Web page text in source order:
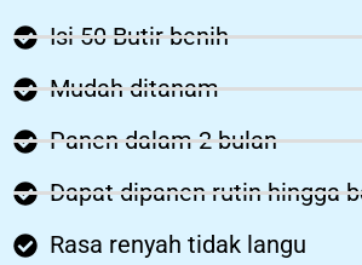
Isi 50 Butir benih
Mudah ditanam
Panen dalam 2 bulan
Dapat dipanen rutin hingga
Rasa renyah tidak langu